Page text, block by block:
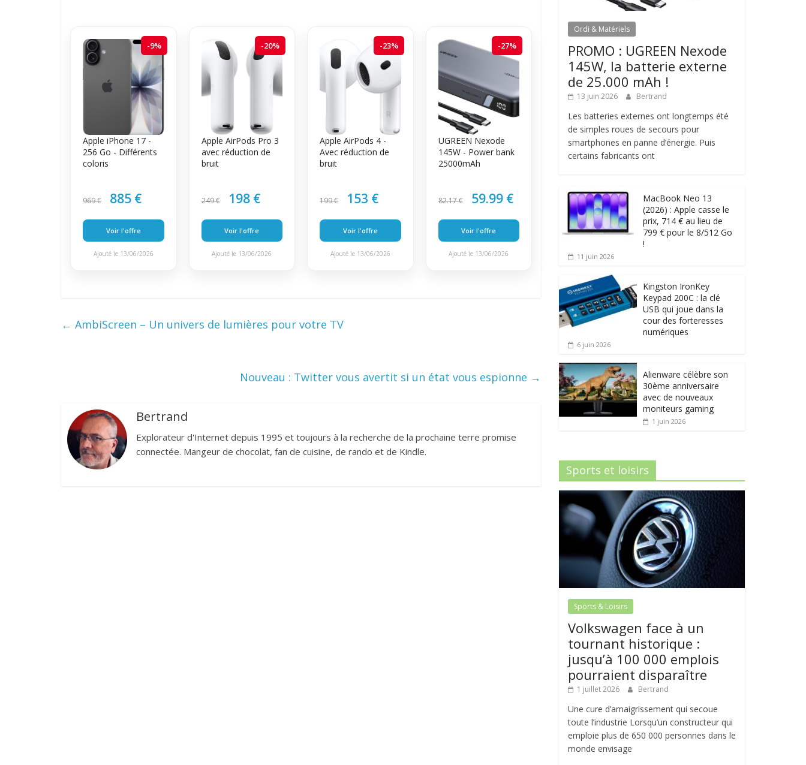
-9%
Apple iPhone 17 -
256 Go - Différents
coloris
969 € 885 €
Voir l'offre
Ajouté le 13/06/2026
-20%
Apple AirPods Pro 3
avec réduction de
bruit
249 € 198 €
Voir l'offre
Ajouté le 13/06/2026
-23%
Apple AirPods 4 -
Avec réduction de
bruit
199 € 153 €
Voir l'offre
Ajouté le 13/06/2026
-27%
UGREEN Nexode
145W - Power bank
25000mAh
82.17 € 59.99 €
Voir l'offre
Ajouté le 13/06/2026
← AmbiScreen – Un univers de lumières pour votre TV
Nouveau : Twitter vous avertit si un état vous espionne →
Bertrand
Explorateur d'Internet depuis 1995 et toujours à la recherche de la prochaine terre promise
connectée. Mangeur de chocolat, fan de cuisine, de rando et de Kindle.
Ordi & Matériels
PROMO : UGREEN Nexode
145W, la batterie externe
de 25.000 mAh !
13 juin 2026 Bertrand
Les batteries externes ont longtemps été
de simples roues de secours pour
smartphones en panne d’énergie. Puis
certains fabricants ont
MacBook Neo 13
(2026) : Apple casse le
prix, 714 € au lieu de
799 € pour le 8/512 Go
!
11 juin 2026
Kingston IronKey
Keypad 200C : la clé
USB qui joue dans la
cour des forteresses
numériques
6 juin 2026
Alienware célèbre son
30ème anniversaire
avec de nouveaux
moniteurs gaming
1 juin 2026
Sports et loisirs
Sports & Loisirs
Volkswagen face à un
tournant historique :
jusqu’à 100 000 emplois
pourraient disparaître
1 juillet 2026 Bertrand
Une cure d’amaigrissement qui secoue
toute l’industrie Lorsqu’un constructeur qui
emploie plus de 650 000 personnes dans le
monde envisage